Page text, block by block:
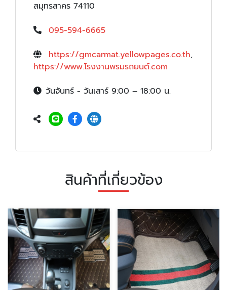
สมุทรสาคร 74110
095-594-6665
https://gmcarmat.yellowpages.co.th,
https://www.โรงงานพรมรถยนต์.com
วันจันทร์ - วันเสาร์ 9:00 – 18:00 น.
สินค้าที่เกี่ยวข้อง